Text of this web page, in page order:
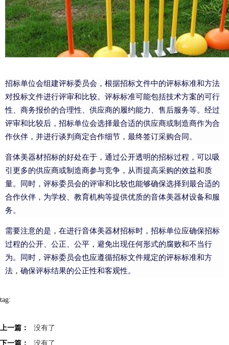
招标单位会组建评标委员会，根据招标文件中的评标标准和方法
对投标文件进行评审和比较。评标标准可能包括技术方案的可行
性、商务报价的合理性、供应商的履约能力、售后服务等。经过
评审和比较后，招标单位会选择最合适的供应商或制造商作为合
作伙伴，并进行谈判商定合作细节，最终签订采购合同。
音体美器材招标的好处在于，通过公开透明的招标过程，可以吸
引更多的供应商或制造商参与竞争，从而提高采购的效益和质
量。同时，评标委员会的评审和比较也能够确保选择到最合适的
合作伙伴，为学校、教育机构等提供优质的音体美器材设备和服
务。
需要注意的是，在进行音体美器材招标时，招标单位应确保招标
过程的公开、公正、公平，避免出现任何形式的腐败和不当行
为。同时，评标委员会也应遵循招标文件规定的评标标准和方
法，确保评标结果的公正性和客观性。
tag:
上一篇：
没有了
下一篇：
没有了